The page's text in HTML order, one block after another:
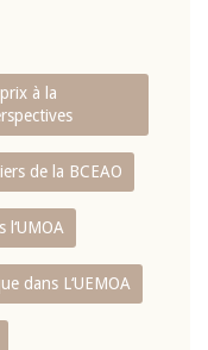
à la
de la BCEAO
dans L‘UEMOA